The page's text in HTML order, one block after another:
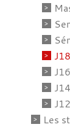
J18
J16
J14
J12
Les